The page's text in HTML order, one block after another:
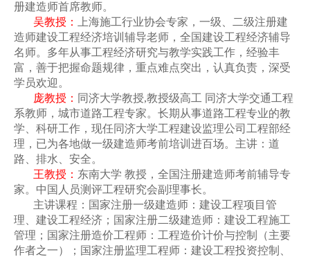
册建造师首席教师。
吴教授：
上海施工行业协会专家，一级、二级注册建
造师建设工程经济培训辅导老师，全国建设工程经济辅导
名师。多年从事工程经济研究与教学实践工作，经验丰
富，善于把握命题规律，重点难点突出，认真负责，深受
学员欢迎。
庞教授： 同济大学教授,教授级高工 同济大学交通工程
系教师，城市道路工程专家。长期从事道路工程专业的教
学、科研工作，现任同济大学工程建设监理公司工程部经
理，已为各地做一级建造师考前培训进百场。主讲：道
路、排水、安全。
王教授： 东南大学 教授，全国注册建造师考前辅导专
家。中国人员测评工程研究会副理事长。
主讲课程：国家注册一级建造师：建设工程项目管
理、建设工程经济；国家注册二级建造师：建设工程施工
管理；国家注册造价工程师：工程造价计价与控制（主要
作者之一）；国家注册监理工程师：建设工程投资控制、